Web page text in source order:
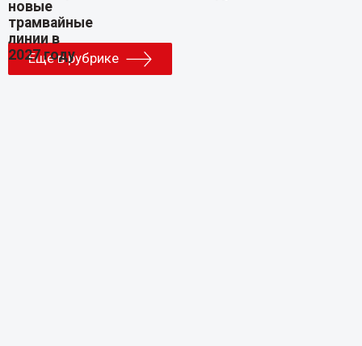
Еще в рубрике